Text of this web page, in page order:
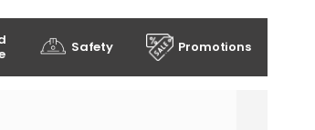
Safety Promotions